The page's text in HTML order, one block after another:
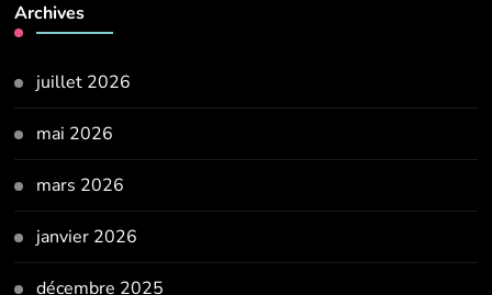
Archives
juillet 2026
mai 2026
mars 2026
janvier 2026
décembre 2025